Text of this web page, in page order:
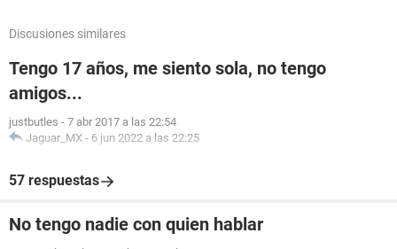
Discusiones similares
Tengo 17 años, me siento sola, no tengo
amigos...
justbutles - 7 abr 2017 a las 22:54
Jaguar_MX - 6 jun 2022 a las 22:25
57 respuestas
No tengo nadie con quien hablar